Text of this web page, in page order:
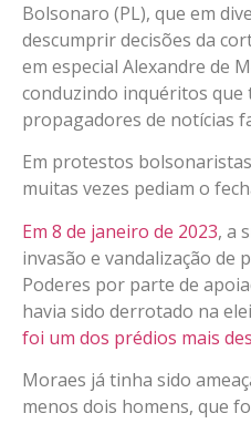
Bolsonaro (PL), que em
descumprir decisões da
em especial Alexandre de
conduzindo inquéritos que
propagadores de notícias
Em protestos
muitas vezes pediam o
Em 8 de janeiro de 2023, a
invasão e vandalização de
Poderes por parte de
havia sido derrotado na
foi um dos prédios mais
Moraes já tinha sido
menos dois homens, que